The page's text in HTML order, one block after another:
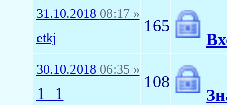
31.10.2018 08:17 »
etkj
165
30.10.2018 06:35 »
1_1
108